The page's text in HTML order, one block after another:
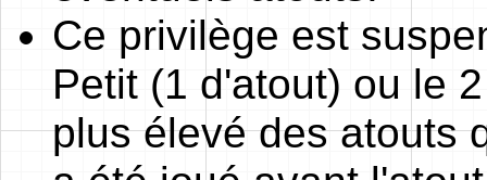
Ce privilège est
Petit (1 d'atout) ou le
plus élevé des atouts